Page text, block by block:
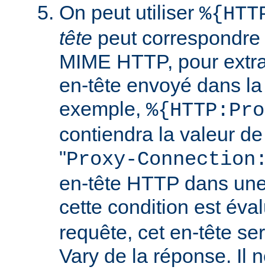
On peut utiliser
tête peut
MIME HTTP, pour
en-tête envoyé dans
exemple,
contiendra la valeur
"Proxy-
en-tête HTTP dans
cette condition est
requête, cet en-tête
Vary de la réponse. Il